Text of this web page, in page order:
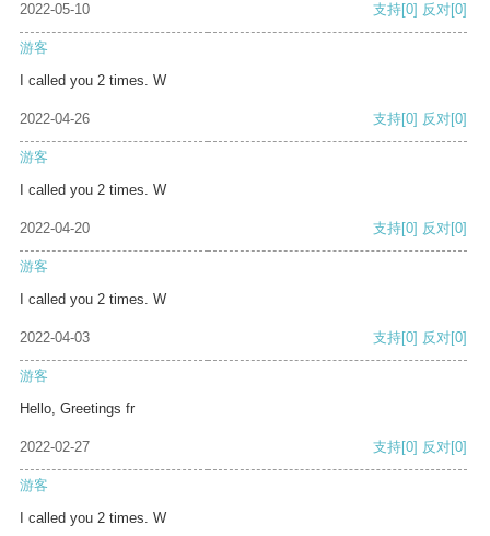
2022-05-10 支持[0] 反对[0]
游客
I called you 2 times. W
2022-04-26 支持[0] 反对[0]
游客
I called you 2 times. W
2022-04-20 支持[0] 反对[0]
游客
I called you 2 times. W
2022-04-03 支持[0] 反对[0]
游客
Hello, Greetings fr
2022-02-27 支持[0] 反对[0]
游客
I called you 2 times. W